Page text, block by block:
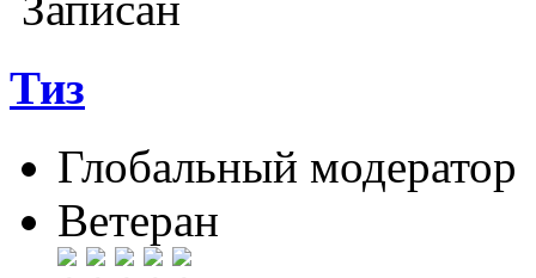
Тиз
Глобальный модератор
Ветеран